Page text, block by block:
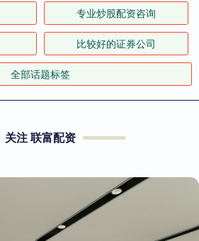
专业炒股配资咨询
比较好的证券公司
全部话题标签
关注 联富配资